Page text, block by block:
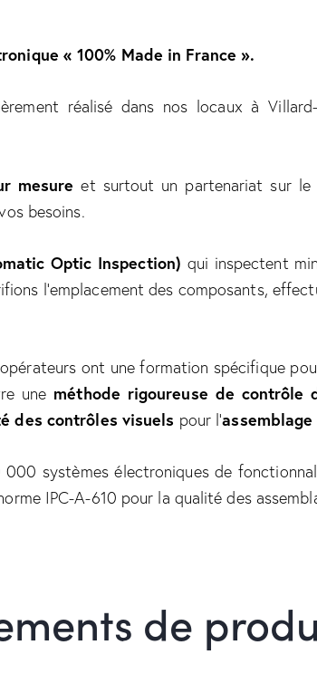
« 100% Made in France ».
réalisé dans nos locaux à
mesure et surtout un partenariat sur le
besoins.
Optic Inspection) qui inspectent
l’emplacement des composants,
ont une formation spécifique
une méthode rigoureuse de contrôle
des contrôles visuels pour l’
systèmes électroniques de
IPC-A-610 pour la qualité des
de